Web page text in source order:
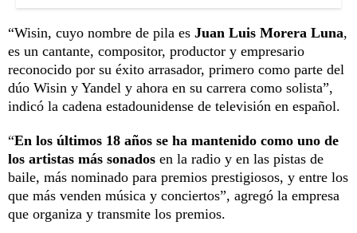
“Wisin, cuyo nombre de pila es Juan Luis Morera Luna,
es un cantante, compositor, productor y empresario
reconocido por su éxito arrasador, primero como parte del
dúo Wisin y Yandel y ahora en su carrera como solista”,
indicó la cadena estadounidense de televisión en español.
“En los últimos 18 años se ha mantenido como uno de
los artistas más sonados en la radio y en las pistas de
baile, más nominado para premios prestigiosos, y entre los
que más venden música y conciertos”, agregó la empresa
que organiza y transmite los premios.